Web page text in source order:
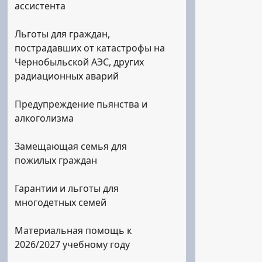
ассистента
Льготы для граждан,
пострадавших от катастрофы на
Чернобыльской АЭС, других
радиационных аварий
Предупреждение пьянства и
алкоголизма
Замещающая семья для
пожилых граждан
Гарантии и льготы для
многодетных семей
Материальная помощь к
2026/2027 учебному году